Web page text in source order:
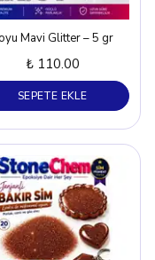
Mavi Glitter – 5 gr
₺ 110.00
SEPETE EKLE